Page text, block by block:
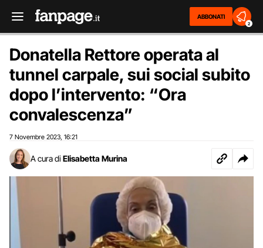
ABBONATI
2
Donatella Rettore operata al
tunnel carpale, sui social subito
dopo l’intervento: “Ora
convalescenza”
7 Novembre 2023 16:21
A cura di Elisabetta Murina